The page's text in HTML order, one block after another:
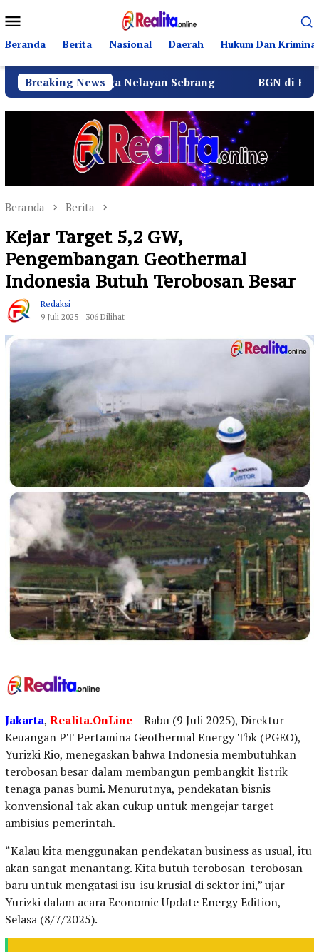
ke
kontenMobile
Beranda Berita Nasional Daerah Hukum Dan Kriminal
Breaking News
Warga Nelayan Sebrang BGN di Bawah
Beranda Berita
Kejar Target 5,2 GW,
Pengembangan Geothermal
Indonesia Butuh Terobosan Besar
Redaksi
9 Juli 2025
306 Dilihat
Jakarta, Realita.OnLine– Rabu (9 Juli 2025), Direktur
Keuangan PT Pertamina Geothermal Energy Tbk (PGEO),
Yurizki Rio, menegaskan bahwa Indonesia membutuhkan
terobosan besar dalam membangun pembangkit listrik
tenaga panas bumi. Menurutnya, pendekatan bisnis
konvensional tak akan cukup untuk mengejar target
ambisius pemerintah.
“Kalau kita menggunakan pendekatan business as usual, itu
akan sangat menantang. Kita butuh terobosan-terobosan
baru untuk mengatasi isu-isu krusial di sektor ini,” ujar
Yurizki dalam acara Economic Update Energy Edition,
Selasa (8/7/2025).